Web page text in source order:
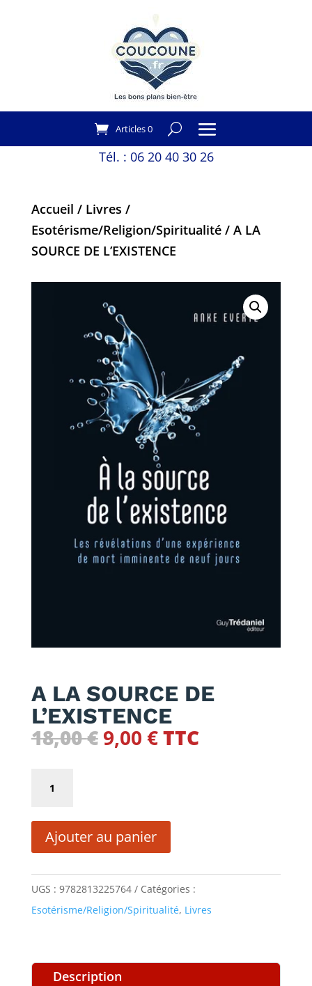
Articles 0
Tél. : 06 20 40 30 26
Accueil / Livres /
Esotérisme/Religion/Spiritualité/ A LA
SOURCE DE L’EXISTENCE
A LA SOURCE DE
L’EXISTENCE
18,00€ Le
18,00 €.
9,00 €Le
9,00 €.
TTC
A
DE
L'EXISTENCE
Ajouter au panier
UGS : 9782813225764
Catégories :
Esotérisme/Religion/Spiritualité, Livres
Description